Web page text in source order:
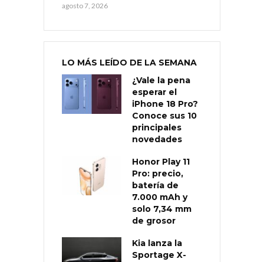
agosto 7, 2026
LO MÁS LEÍDO DE LA SEMANA
¿Vale la pena
esperar el
iPhone 18 Pro?
Conoce sus 10
principales
novedades
Honor Play 11
Pro: precio,
batería de
7.000 mAh y
solo 7,34 mm
de grosor
Kia lanza la
Sportage X-